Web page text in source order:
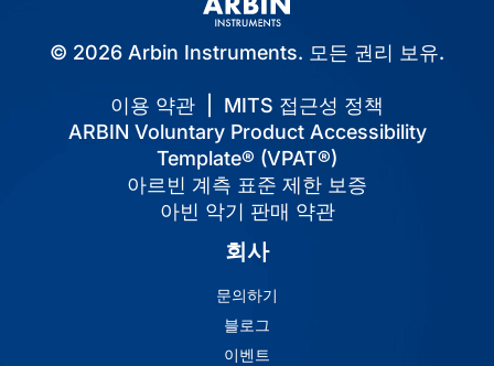
© 2026 Arbin Instruments. 모든 권리 보유.
이용 약관
MITS 접근성 정책
ARBIN Voluntary Product Accessibility
Template® (VPAT®)
아르빈 계측 표준 제한 보증
아빈 악기 판매 약관
회사
문의하기
블로그
이벤트